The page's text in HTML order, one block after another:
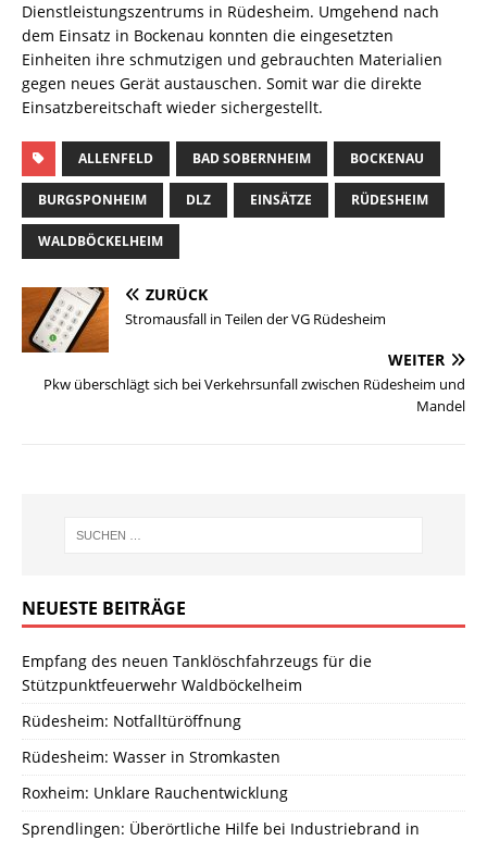
Dienstleistungszentrums in Rüdesheim. Umgehend nach
dem Einsatz in Bockenau konnten die eingesetzten
Einheiten ihre schmutzigen und gebrauchten Materialien
gegen neues Gerät austauschen. Somit war die direkte
Einsatzbereitschaft wieder sichergestellt.
ALLENFELD BAD SOBERNHEIM BOCKENAU
BURGSPONHEIM DLZ EINSÄTZE RÜDESHEIM
WALDBÖCKELHEIM
ZURÜCK
Stromausfall in Teilen der VG Rüdesheim
WEITER
Pkw überschlägt sich bei Verkehrsunfall zwischen Rüdesheim und
Mandel
NEUESTE BEITRÄGE
Empfang des neuen Tanklöschfahrzeugs für die
Stützpunktfeuerwehr Waldböckelheim
Rüdesheim: Notfalltüröffnung
Rüdesheim: Wasser in Stromkasten
Roxheim: Unklare Rauchentwicklung
Sprendlingen: Überörtliche Hilfe bei Industriebrand in